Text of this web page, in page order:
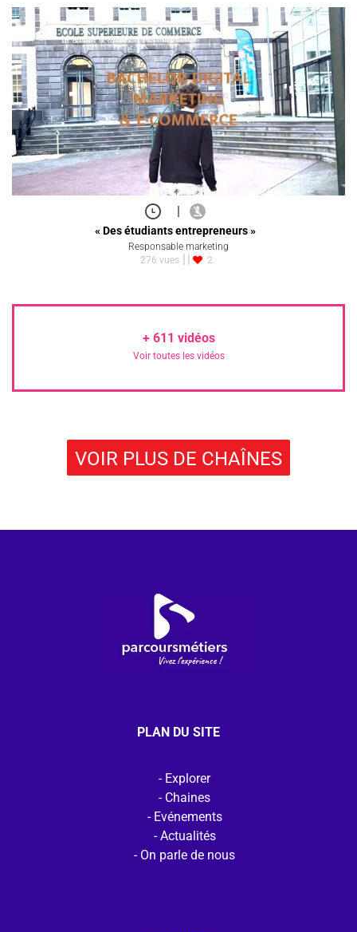
|
« Des étudiants entrepreneurs »
Responsable marketing
276 vues
2
+ 611 vidéos
Voir toutes les vidéos
VOIR PLUS DE CHAÎNES
PLAN DU SITE
Explorer
Chaines
Evénements
Actualités
On parle de nous